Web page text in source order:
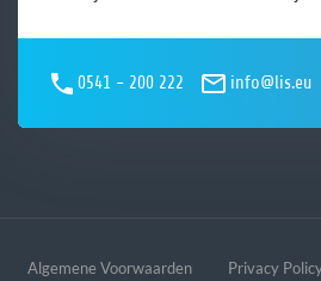
0541 - 200 222 info@lis.eu
Algemene Voorwaarden Privacy